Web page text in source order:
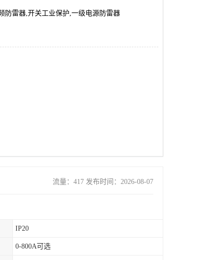
防雷器,开关工业保护,一级电源防雷器
流量：417 发布时间：2026-08-07
IP20
0-800A可选